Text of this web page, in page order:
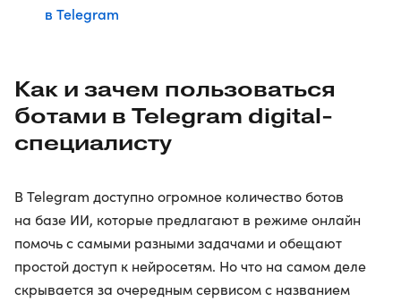
в Telegram
Как и зачем пользоваться
ботами в Telegram digital-
специалисту
В Telegram доступно огромное количество ботов
на базе ИИ, которые предлагают в режиме онлайн
помочь с самыми разными задачами и обещают
простой доступ к нейросетям. Но что на самом деле
скрывается за очередным сервисом с названием